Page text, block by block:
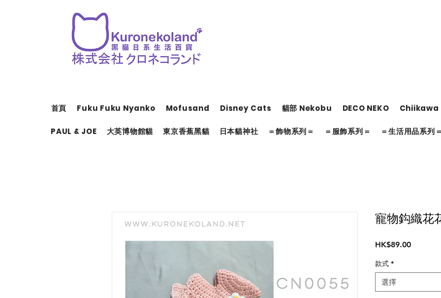
首頁 Fuku Fuku Nyanko Mofusand Disney Cats 貓部 Nekobu DECO NEKO Chiikawa
PAUL & JOE 大英博物館貓 東京香蕉黑貓 日本貓神社 ＝飾物系列＝ ＝服飾系列＝ ＝生活用品系列
寵物鈎織花
HK$89.00價
款式 *
選擇